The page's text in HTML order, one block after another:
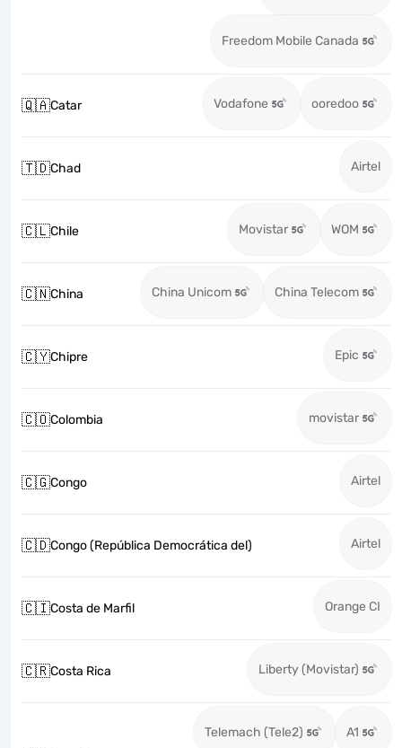
Freedom Mobile Canada
🇶🇦Catar Vodafone ooredoo
🇹🇩Chad Airtel
🇨🇱Chile Movistar WOM
🇨🇳China China Unicom China Telecom
🇨🇾Chipre Epic
🇨🇴Colombia movistar
🇨🇬Congo Airtel
🇨🇩Congo (República Democrática del) Airtel
🇨🇮Costa de Marfil Orange CI
🇨🇷Costa Rica Liberty (Movistar)
Telemach (Tele2) A1